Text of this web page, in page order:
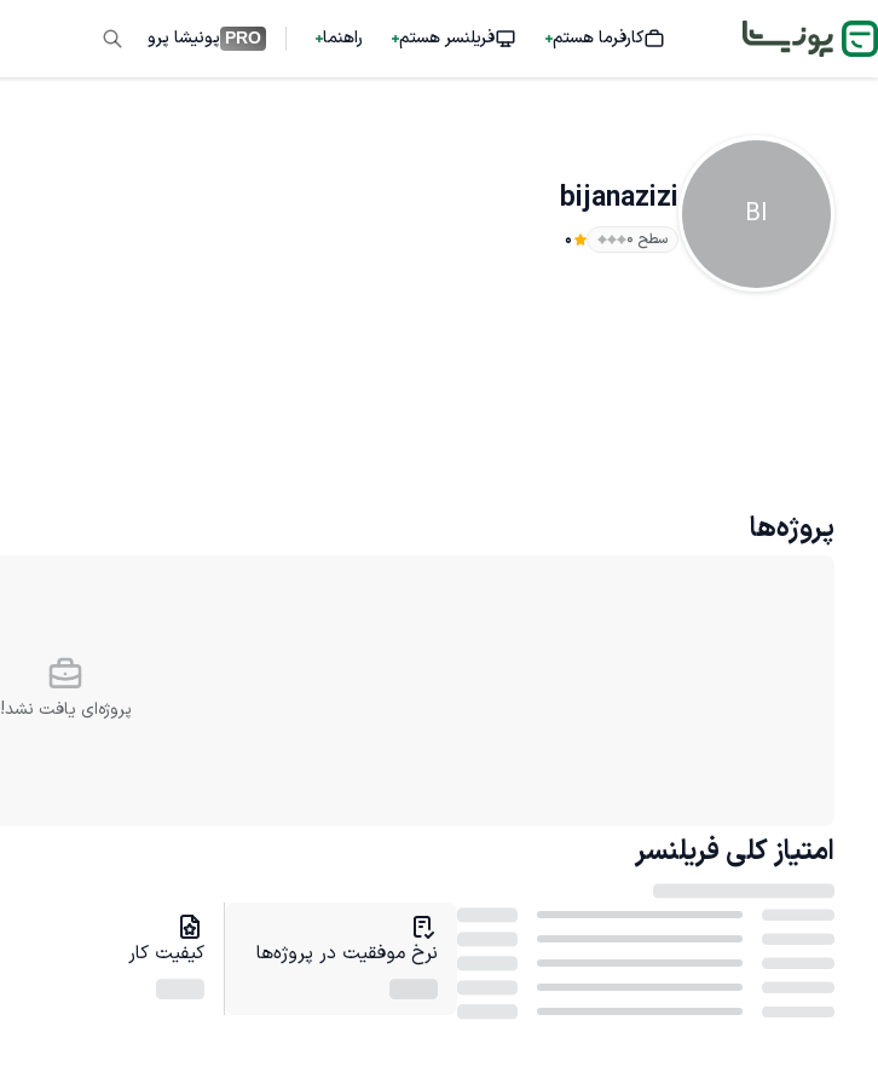
کارفرما هستم فریلنسر هستم راهنما PRO پونیشا پرو
BI
bijanazizi
سطح ۰ 0
پروژه‌ها
پروژه‌ای یافت نشد!
امتیاز کلی فریلنسر
نرخ موفقیت در پروژه‌ها کیفیت کار